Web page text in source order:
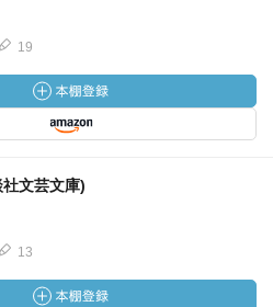
19
文芸文庫)
13